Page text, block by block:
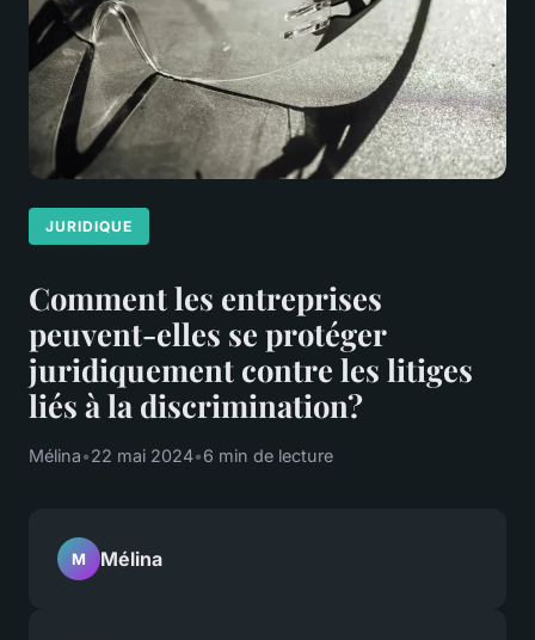
JURIDIQUE
Comment les entreprises
peuvent-elles se protéger
juridiquement contre les litiges
liés à la discrimination?
Mélina•22 mai 2024•6 min de lecture
M Mélina